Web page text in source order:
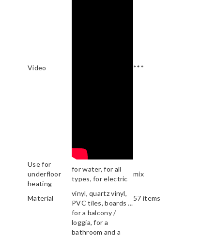
Video ***
Use for
underfloor
heating
for water, for all
types, for electric
mix
Material
vinyl, quartz vinyl,
PVC tiles, boards ...
57 items
for a balcony /
loggia, for a
bathroom and a